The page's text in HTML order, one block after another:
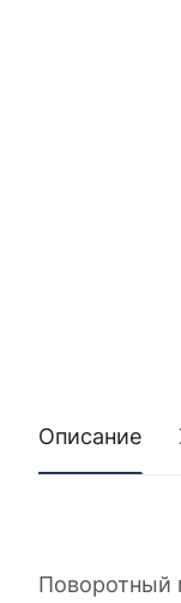
Описание
Поворотный